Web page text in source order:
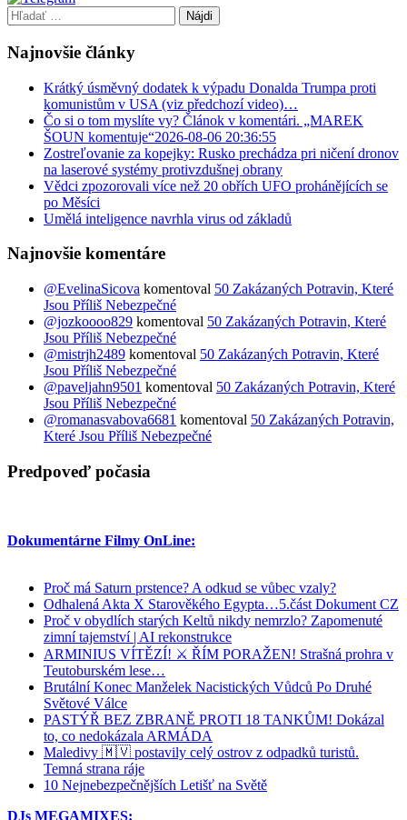
Hľadať:
Najnovšie články
Krátký úsměvný dodatek k výpadu Donalda Trumpa proti
komunistům v USA (viz předchozí video)…
Čo si o tom myslíte vy? Článok v komentári. „MAREK
ŠOUN komentuje“2026-08-06 20:36:55
Zostreľovanie za kopejky: Rusko prechádza pri ničení dronov
na laserové systémy protivzdušnej obrany
Vědci zpozorovali více než 20 obřích UFO prohánějících se
po Měsíci
Umělá inteligence navrhla virus od základů
Najnovšie komentáre
@EvelinaSicova komentoval 50 Zakázaných Potravin, Které
Jsou Příliš Nebezpečné
@jozkoooo829 komentoval 50 Zakázaných Potravin, Které
Jsou Příliš Nebezpečné
@mistrjh2489 komentoval 50 Zakázaných Potravin, Které
Jsou Příliš Nebezpečné
@paveljahn9501 komentoval 50 Zakázaných Potravin, Které
Jsou Příliš Nebezpečné
@romanasvabova6681 komentoval 50 Zakázaných Potravin,
Které Jsou Příliš Nebezpečné
Predpoveď počasia
Dokumentárne Filmy OnLine:
Proč má Saturn prstence? A odkud se vůbec vzaly?
Odhalená Akta X Starověkého Egypta…5.část Dokument CZ
Proč v obydlích starých Keltů nikdy nemrzlo? Zapomenuté
zimní tajemství | AI rekonstrukce
ARMINIUS VÍTĚZÍ! ⚔️ ŘÍM PORAŽEN! Strašná prohra v
Teutoburském lese…
Brutální Konec Manželek Nacistických Vůdců Po Druhé
Světové Válce
PASTÝŘ BEZ ZBRANĚ PROTI 18 TANKŮM! Dokázal
to, co nedokázala ARMÁDA
Maledivy 🇲🇻 postavily celý ostrov z odpadků turistů.
Temná strana ráje
10 Nejnebezpečnějších Letišť na Světě
DJs MEGAMIXES: